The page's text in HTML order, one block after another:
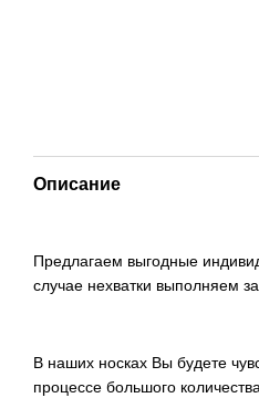
Описание
Предлагаем выгодные
случае нехватки выполняем
В наших носках Вы будете
процессе большого